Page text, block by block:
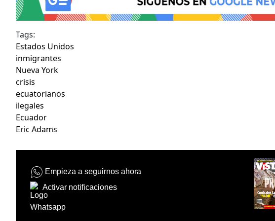
Tags:
Estados Unidos
inmigrantes
Nueva York
crisis
ecuatorianos
ilegales
Ecuador
Eric Adams
Empieza a seguirnos ahora
Activar notificaciones